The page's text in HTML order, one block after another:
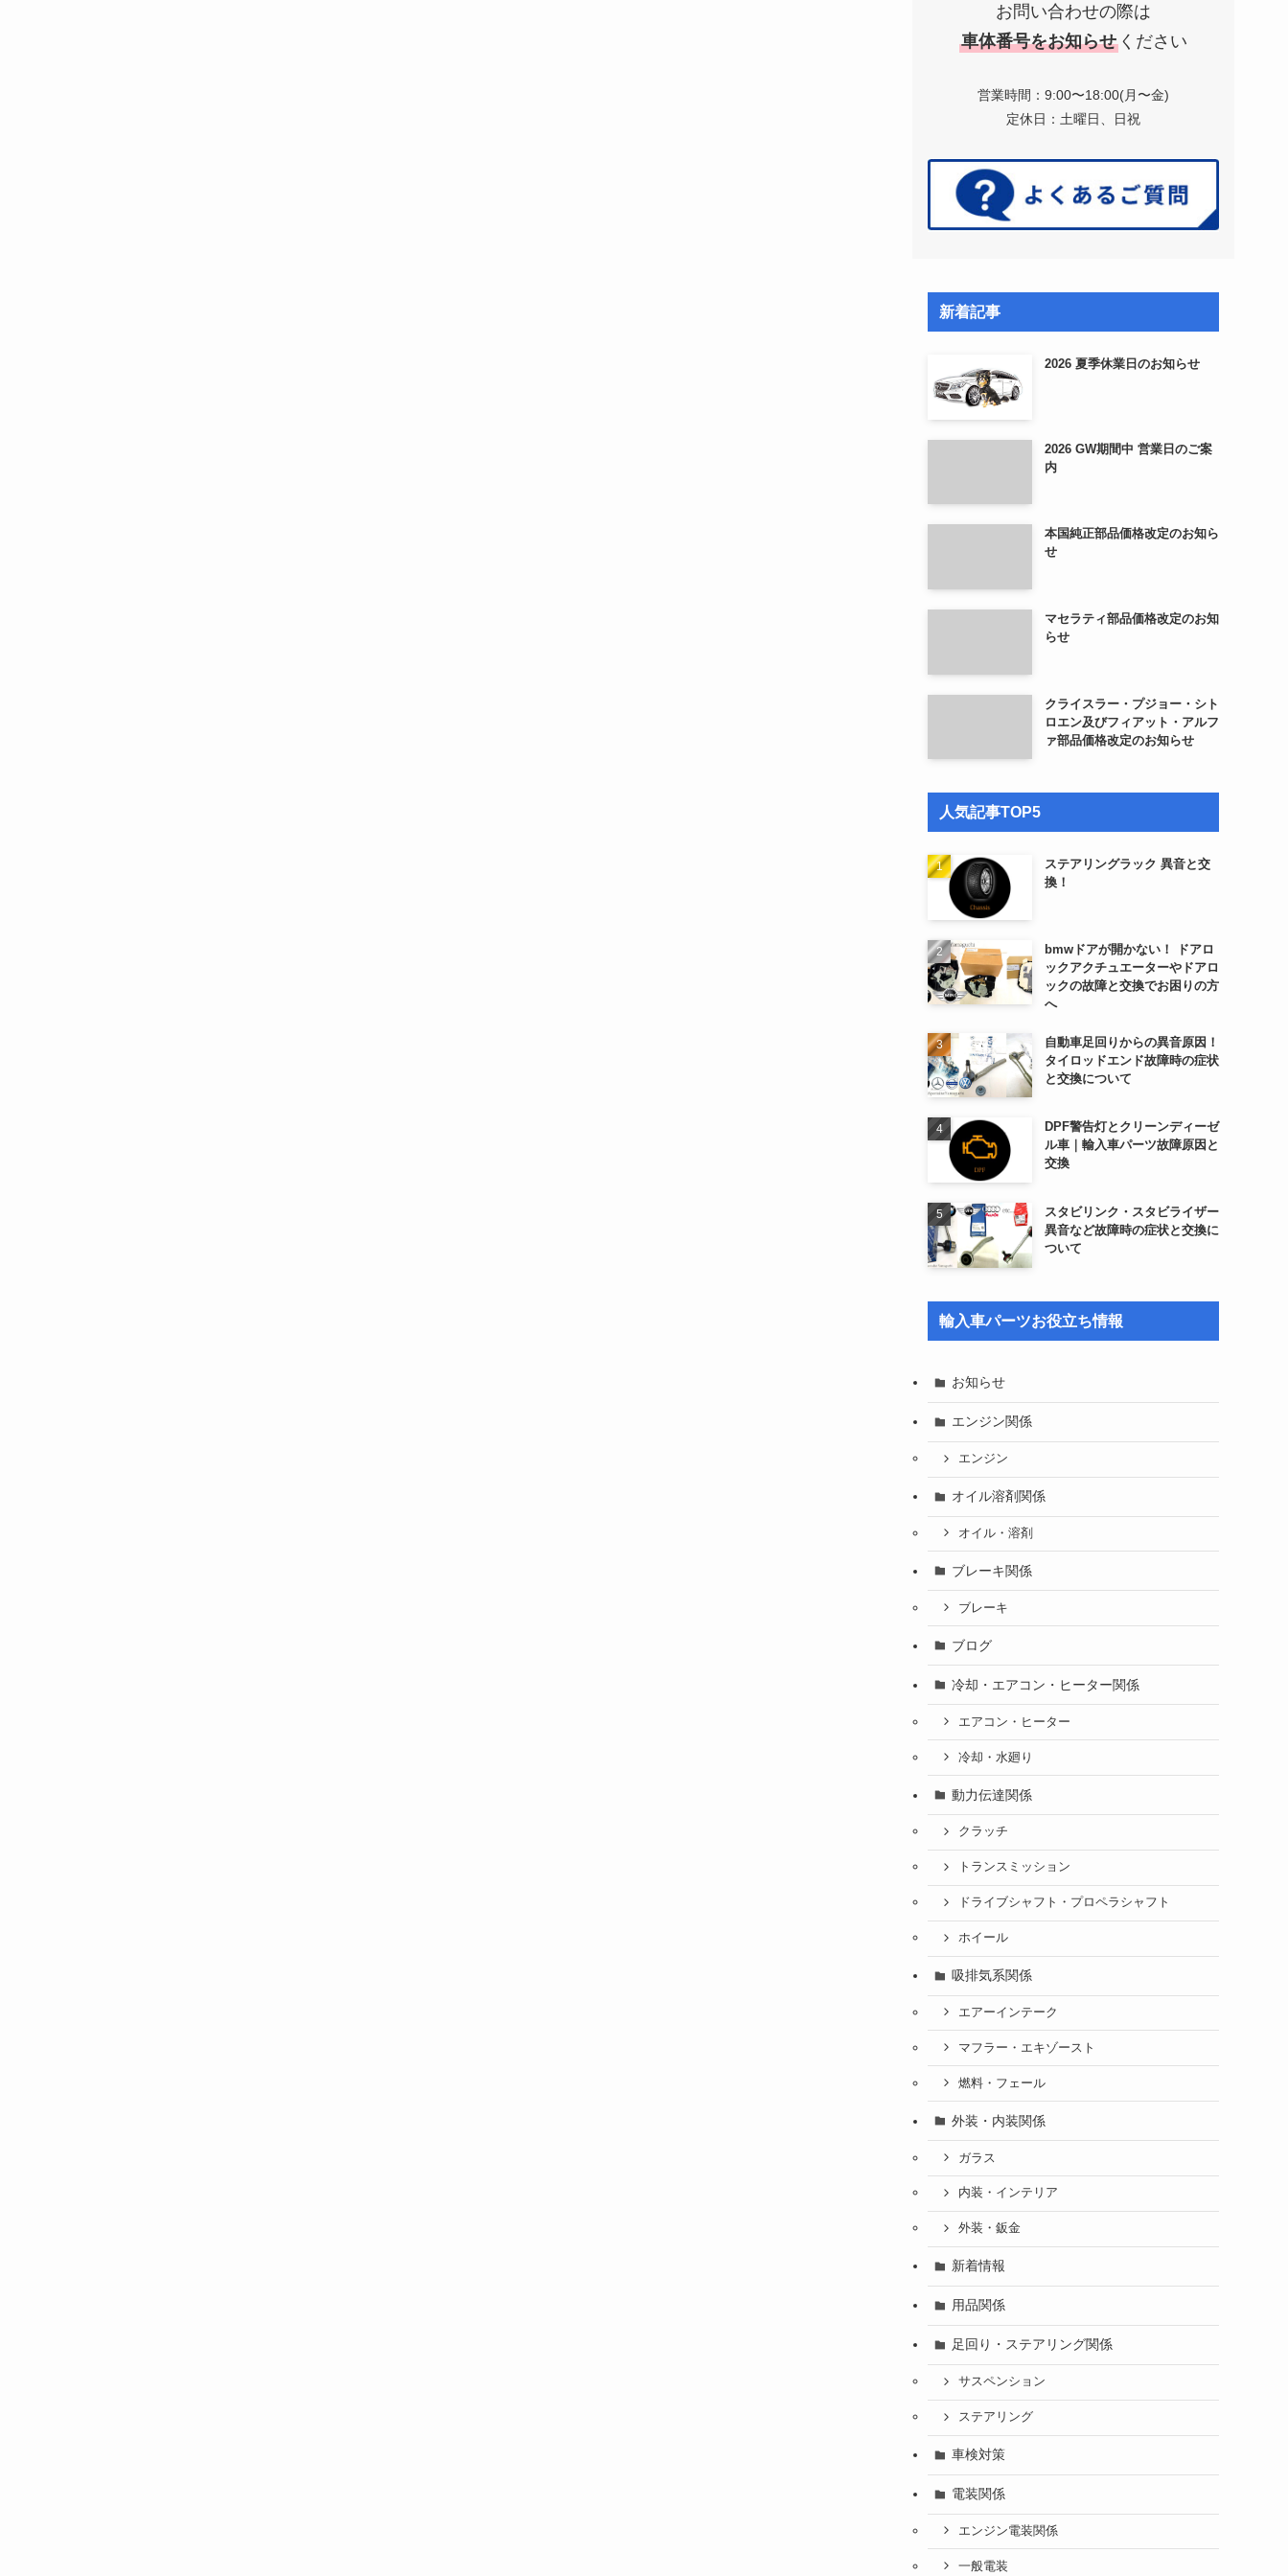
お問い合わせの際は
車体番号をお知らせ ください
営業時間：9:00〜18:00(月〜金)
定休日：土曜日、日祝
新着記事
2026 夏季休業日のお知らせ
2026 GW期間中 営業日のご案
内
本国純正部品価格改定のお知ら
せ
マセラティ部品価格改定のお知
らせ
クライスラー・プジョー・シト
ロエン及びフィアット・アルフ
ァ部品価格改定のお知らせ
人気記事TOP5
ステアリングラック 異音と交
換！
bmwドアが開かない！ ドアロ
ックアクチュエーターやドアロ
ックの故障と交換でお困りの方
へ
自動車足回りからの異音原因！
タイロッドエンド故障時の症状
と交換について
DPF警告灯とクリーンディーゼ
ル車｜輸入車パーツ故障原因と
交換
スタビリンク・スタビライザー
異音など故障時の症状と交換に
ついて
輸入車パーツお役立ち情報
お知らせ
エンジン関係
エンジン
オイル溶剤関係
オイル・溶剤
ブレーキ関係
ブレーキ
ブログ
冷却・エアコン・ヒーター関係
エアコン・ヒーター
冷却・水廻り
動力伝達関係
クラッチ
トランスミッション
ドライブシャフト・プロペラシャフト
ホイール
吸排気系関係
エアーインテーク
マフラー・エキゾースト
燃料・フェール
外装・内装関係
ガラス
内装・インテリア
外装・鈑金
新着情報
用品関係
足回り・ステアリング関係
サスペンション
ステアリング
車検対策
電装関係
エンジン電装関係
一般電装